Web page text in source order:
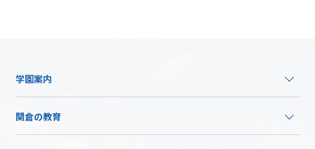
学園案内
関倉の教育